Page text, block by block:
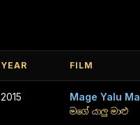
YEAR FILM
2015 Mage Yalu
මගේ යාලු මාළු